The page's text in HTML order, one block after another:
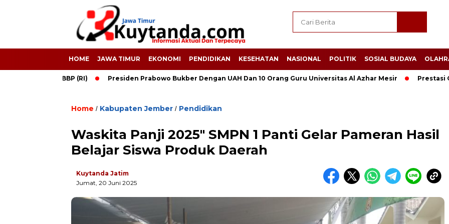
HOME JAWA TIMUR EKONOMI PENDIDIKAN KESEHATAN NASIONAL POLITIK SOSIAL BUDAYA
Dubes LBBP (RI) Presiden Prabowo Bukber Dengan UAH Dan 10 Orang Guru Universitas Al Azhar Mesir Prestasi
Home / Kabupaten Jember / Pendidikan
Waskita Panji 2025″ SMPN 1 Panti Gelar Pameran Hasil
Belajar Siswa Produk Daerah
Kuytanda Jatim
Jumat, 20 Juni 2025